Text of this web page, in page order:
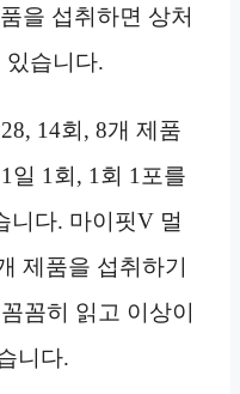
을 섭취하면 상처
있습니다.
14회, 8개 제품
일 1회, 1회 1포를
니다. 마이핏V 멀
제품을 섭취하기
꼼히 읽고 이상이
니다.